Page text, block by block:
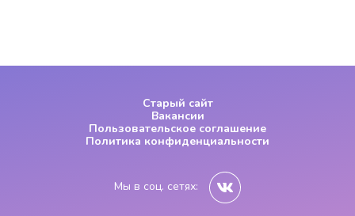
Старый сайт
Вакансии
Пользовательское соглашение
Политика конфиденциальности
Мы в соц. сетях: